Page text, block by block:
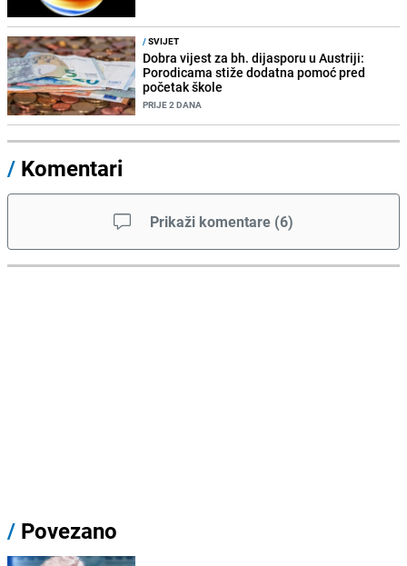
/SVIJET
Dobra vijest za bh. dijasporu u Austriji:
Porodicama stiže dodatna pomoć pred
početak škole
PRIJE 2 DANA
/ Komentari
Prikaži komentare (6)
/ Povezano